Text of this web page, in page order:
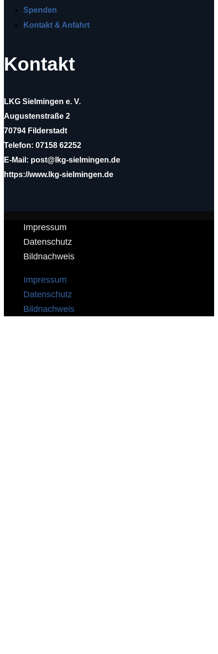
Spenden
Kontakt & Anfahrt
Kontakt
LKG Sielmingen e. V.
Augustenstraße 2
70794 Filderstadt
Telefon: 07158 62252
E-Mail: post@lkg-sielmingen.de
https://www.lkg-sielmingen.de
Impressum
Datenschutz
Bildnachweis
Impressum
Datenschutz
Bildnachweis